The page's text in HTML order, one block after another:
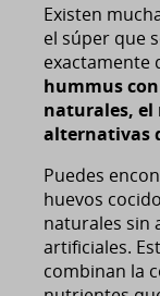
Existen
el súper que
exactamente
hummus
naturales, el
alternativas
Puedes
huevos
naturales sin
artificiales.
combinan la